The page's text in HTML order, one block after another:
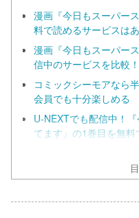
漫画『今日もスーパー
料で読めるサービスは
漫画『今日もスーパー
信中のサービスを比較
コミックシーモアなら
会員でも十分楽しめる
U-NEXTでも配信中！
てます』の1巻目を無料
巻まとめ買いするなら